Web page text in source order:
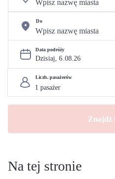
Do
Data podróży
Dzisiaj, 6.08.26
Liczb. pasażerów
Znajdź
Na tej stronie